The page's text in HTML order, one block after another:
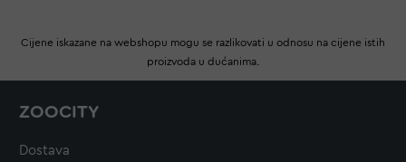
Cijene iskazane na webshopu mogu se razlikovati u odnosu na cijene istih
proizvoda u dućanima.
ZOOCITY
Dostava